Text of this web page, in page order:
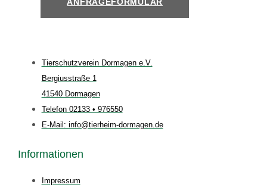
Tierschutzverein Dormagen e.V.
Bergiusstraße 1
41540 Dormagen
Telefon 02133 • 976550
E-Mail: info@tierheim-dormagen.de
Informationen
Impressum